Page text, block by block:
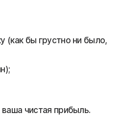
(как бы грустно ни было,
чистая прибыль.